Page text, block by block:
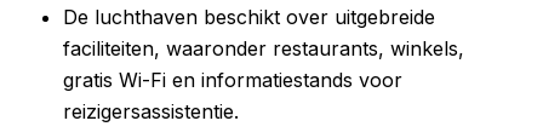
De luchthaven beschikt over uitgebreide
faciliteiten, waaronder restaurants, winkels,
gratis Wi-Fi en informatiestands voor
reizigersassistentie.